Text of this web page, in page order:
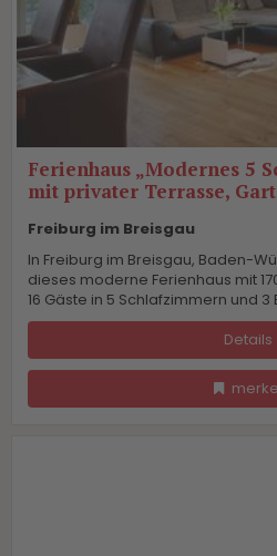
Ferienhaus „Modernes 5
mit privater Terrasse,
Freiburg im Breisgau
In Freiburg im Breisgau, Baden-
dieses moderne Ferienhaus mit
16 Gäste in 5 Schlafzimmern und 3
Details